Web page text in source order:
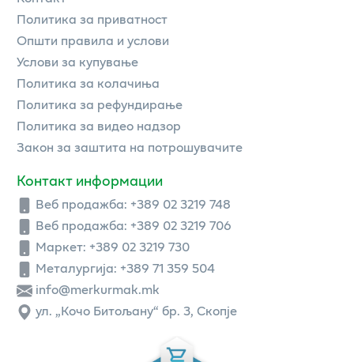
Политика за приватност
Општи правила и услови
Услови за купување
Политика за колачиња
Политика за рефундирање
Политика за видео надзор
Закон за заштита на потрошувачите
Контакт информации
Веб продажба: +389 02 3219 748
Веб продажба: +389 02 3219 706
Маркет: +389 02 3219 730
Металургија: +389 71 359 504
info@merkurmak.mk
ул. „Кочо Битољану“ бр. 3, Скопје